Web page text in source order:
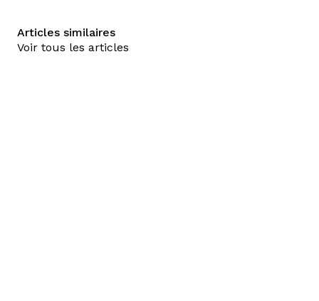
Articles similaires
Voir tous les articles